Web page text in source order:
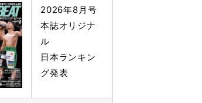
2026年8月号
本誌オリジナ
ル
日本ランキン
グ発表